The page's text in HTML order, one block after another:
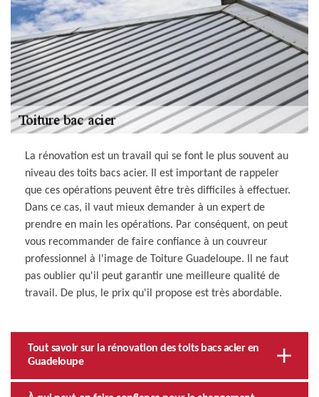
La rénovation est un travail qui se font le plus souvent au
niveau des toits bacs acier. Il est important de rappeler
que ces opérations peuvent être très difficiles à effectuer.
Dans ce cas, il vaut mieux demander à un expert de
prendre en main les opérations. Par conséquent, on peut
vous recommander de faire confiance à un couvreur
professionnel à l'image de Toiture Guadeloupe. Il ne faut
pas oublier qu'il peut garantir une meilleure qualité de
travail. De plus, le prix qu'il propose est très abordable.
Tout savoir sur la rénovation des toits bacs acier en
Guadeloupe